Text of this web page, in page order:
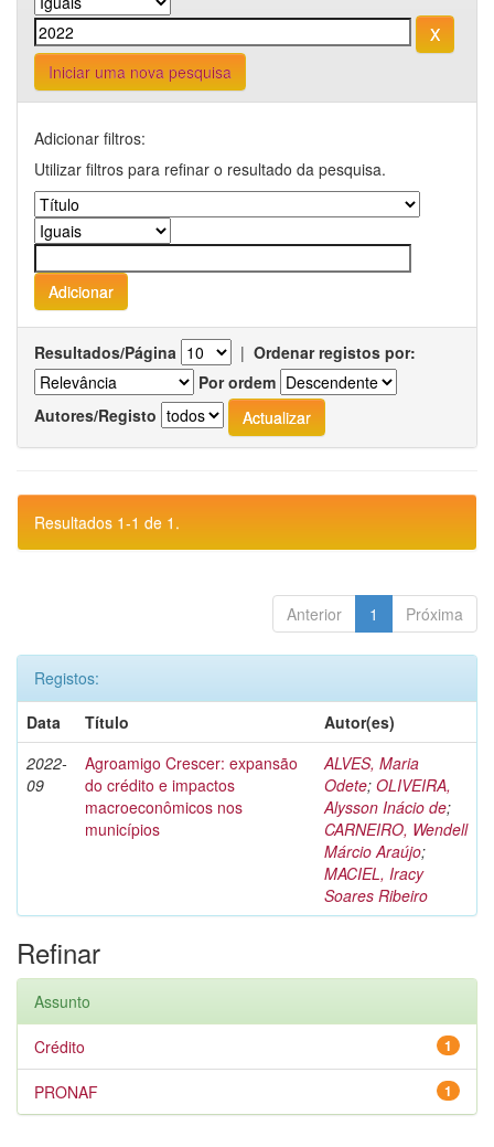
Iniciar uma nova pesquisa
Adicionar filtros:
Utilizar filtros para refinar o resultado da pesquisa.
Resultados/Página | Ordenar registos por:
Por ordem
Autores/Registo
Resultados 1-1 de 1.
Anterior 1 Próxima
Registos:
Data
Título
Autor(es)
2022-
09
Agroamigo Crescer: expansão
do crédito e impactos
macroeconômicos nos
municípios
ALVES, Maria
Odete; OLIVEIRA,
Alysson Inácio de;
CARNEIRO, Wendell
Márcio Araújo;
MACIEL, Iracy
Soares Ribeiro
Refinar
Assunto
1
Crédito
1
PRONAF